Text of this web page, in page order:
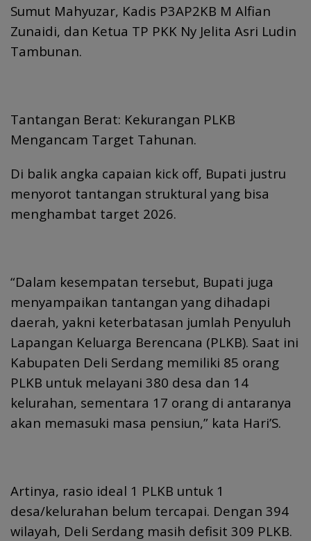
Sumut Mahyuzar, Kadis P3AP2KB M Alfian
Zunaidi, dan Ketua TP PKK Ny Jelita Asri Ludin
Tambunan.
Tantangan Berat: Kekurangan PLKB
Mengancam Target Tahunan.
Di balik angka capaian kick off, Bupati justru
menyorot tantangan struktural yang bisa
menghambat target 2026.
“Dalam kesempatan tersebut, Bupati juga
menyampaikan tantangan yang dihadapi
daerah, yakni keterbatasan jumlah Penyuluh
Lapangan Keluarga Berencana (PLKB). Saat ini
Kabupaten Deli Serdang memiliki 85 orang
PLKB untuk melayani 380 desa dan 14
kelurahan, sementara 17 orang di antaranya
akan memasuki masa pensiun,” kata Hari’S.
Artinya, rasio ideal 1 PLKB untuk 1
desa/kelurahan belum tercapai. Dengan 394
wilayah, Deli Serdang masih defisit 309 PLKB.